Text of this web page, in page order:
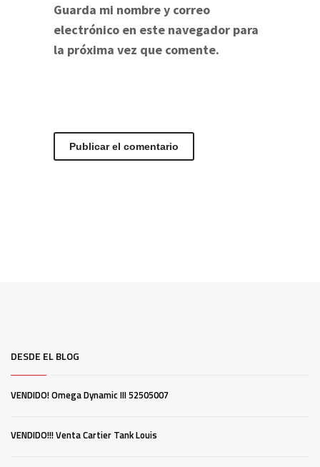
Guarda mi nombre y correo
electrónico en este navegador para
la próxima vez que comente.
DESDE EL BLOG
VENDIDO! Omega Dynamic III 52505007
VENDIDO!!! Venta Cartier Tank Louis